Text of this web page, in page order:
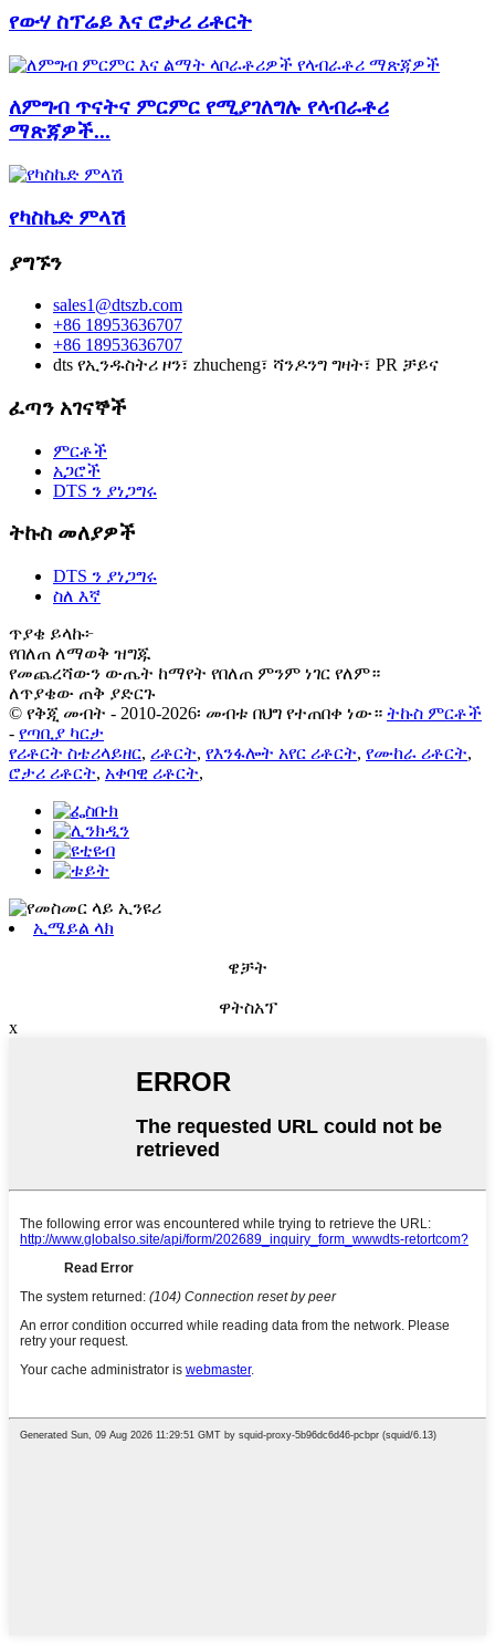
የውሃ ስፕሬይ እና ሮታሪ ሪቶርት
ለምግብ ጥናትና ምርምር የሚያገለግሉ የላብራቶሪ
ማጽጃዎች...
የካስኬድ ምላሽ
ያግኙን
sales1@dtszb.com
+86 18953636707
+86 18953636707
dts የኢንዱስትሪ ዞን፣ zhucheng፣ ሻንዶንግ ግዛት፣ PR ቻይና
ፈጣን አገናኞች
ምርቶች
አጋሮች
DTS ን ያነጋግሩ
ትኩስ መለያዎች
DTS ን ያነጋግሩ
ስለ እኛ
ጥያቄ ይላኩ፦
የበለጠ ለማወቅ ዝግጁ
የመጨረሻውን ውጤት ከማየት የበለጠ ምንም ነገር የለም።
ለጥያቄው ጠቅ ያድርጉ
© የቅጂ መብት - 2010-2026፡ መብቱ በህግ የተጠበቀ ነው። ትኩስ ምርቶች
- የጣቢያ ካርታ
የሪቶርት ስቴሪላይዘር, ሪቶርት, የእንፋሎት አየር ሪቶርት, የሙከራ ሪቶርት,
ሮታሪ ሪቶርት, አቀባዊ ሪቶርት,
ኢሜይል ላክ
ዌቻት
ዋትስአፕ
x